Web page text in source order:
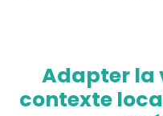
Adapter la
contexte